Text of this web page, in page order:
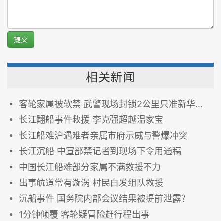
提交
相关新闻
客轮家属被软禁 武警现场封锁2公里只准新华社央视进入
长江翻船事件救援 李克强超越温家宝
长江船难沪遇难者亲属市府示威与警爆冲突
长江沉船 中宣部禁记者到现场下令用通稿
中国长江船难部分家属不满救援不力
出事航道常有漩涡 村民自发组队救援
沉船事件 国务院内部会议结果被提前泄露？
1分钟倾覆 客轮疑冒险赶行程出事